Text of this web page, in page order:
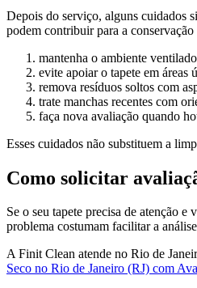
Depois do serviço, alguns cuidados
podem contribuir para a conservação
mantenha o ambiente
evite apoiar o tapete em áreas
remova resíduos soltos com
trate manchas recentes com
faça nova avaliação quando
Esses cuidados não substituem a
Como solicitar
Se o seu tapete precisa de atenção
problema costumam facilitar a
A Finit Clean atende no Rio de
Seco no Rio de Janeiro (RJ) com